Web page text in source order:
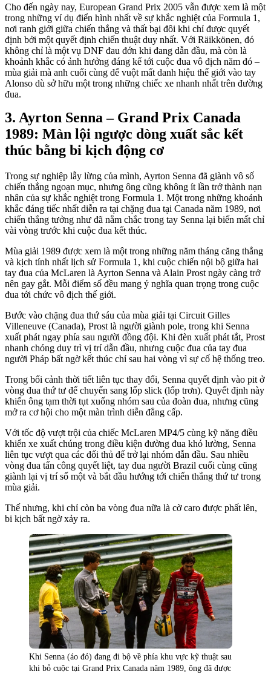
Cho đến ngày nay, European Grand Prix 2005 vẫn được xem là một
trong những ví dụ điển hình nhất về sự khắc nghiệt của Formula 1,
nơi ranh giới giữa chiến thắng và thất bại đôi khi chỉ được quyết
định bởi một quyết định chiến thuật duy nhất. Với Räikkönen, đó
không chỉ là một vụ DNF đau đớn khi đang dẫn đầu, mà còn là
khoảnh khắc có ảnh hưởng đáng kể tới cuộc đua vô địch năm đó –
mùa giải mà anh cuối cùng để vuột mất danh hiệu thế giới vào tay
Alonso dù sở hữu một trong những chiếc xe nhanh nhất trên đường
đua.
Ayrton Senna – Grand Prix Canada
1989: Màn lội ngược dòng xuất sắc kết
thúc bằng bi kịch động cơ
Trong sự nghiệp lẫy lừng của mình, Ayrton Senna đã giành vô số
chiến thắng ngoạn mục, nhưng ông cũng không ít lần trở thành nạn
nhân của sự khắc nghiệt trong Formula 1. Một trong những khoảnh
khắc đáng tiếc nhất diễn ra tại chặng đua tại Canada năm 1989, nơi
chiến thắng tưởng như đã nằm chắc trong tay Senna lại biến mất chỉ
vài vòng trước khi cuộc đua kết thúc.
Mùa giải 1989 được xem là một trong những năm tháng căng thẳng
và kịch tính nhất lịch sử Formula 1, khi cuộc chiến nội bộ giữa hai
tay đua của McLaren là Ayrton Senna và Alain Prost ngày càng trở
nên gay gắt. Mỗi điểm số đều mang ý nghĩa quan trọng trong cuộc
đua tới chức vô địch thế giới.
Bước vào chặng đua thứ sáu của mùa giải tại Circuit Gilles
Villeneuve (Canada), Prost là người giành pole, trong khi Senna
xuất phát ngay phía sau người đồng đội. Khi đèn xuất phát tắt, Prost
nhanh chóng duy trì vị trí dẫn đầu, nhưng cuộc đua của tay đua
người Pháp bất ngờ kết thúc chỉ sau hai vòng vì sự cố hệ thống treo.
Trong bối cảnh thời tiết liên tục thay đổi, Senna quyết định vào pit ở
vòng đua thứ tư để chuyển sang lốp slick (lốp trơn). Quyết định này
khiến ông tạm thời tụt xuống nhóm sau của đoàn đua, nhưng cũng
mở ra cơ hội cho một màn trình diễn đẳng cấp.
Với tốc độ vượt trội của chiếc McLaren MP4/5 cùng kỹ năng điều
khiển xe xuất chúng trong điều kiện đường đua khó lường, Senna
liên tục vượt qua các đối thủ để trở lại nhóm dẫn đầu. Sau nhiều
vòng đua tấn công quyết liệt, tay đua người Brazil cuối cùng cũng
giành lại vị trí số một và bắt đầu hướng tới chiến thắng thứ tư trong
mùa giải.
Thế nhưng, khi chỉ còn ba vòng đua nữa là cờ caro được phất lên,
bi kịch bất ngờ xảy ra.
Khi Senna (áo đỏ) đang đi bộ về phía khu vực kỹ thuật sau
khi bỏ cuộc tại Grand Prix Canada năm 1989, ông đã được